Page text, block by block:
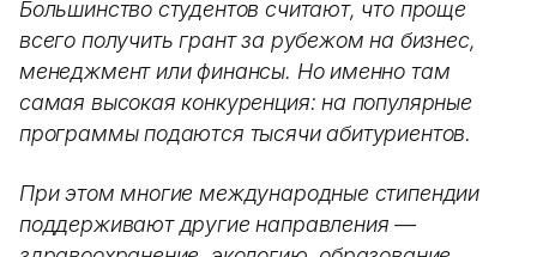
Большинство студентов считают, что проще
всего получить грант за рубежом на бизнес,
менеджмент или финансы. Но именно там
самая высокая конкуренция: на популярные
программы подаются тысячи абитуриентов.
При этом многие международные стипендии
поддерживают другие направления —